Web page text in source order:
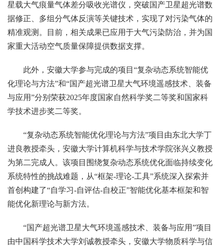
星载大气痕量气体差分吸收光谱仪，突破国产卫星超光谱数
据修正、多组分气体反演等关键技术，实现了对污染气体的
精准观测。目前，相关成果已应用于大气污染防治，并为国
家重大活动空气质量保障提供数据支撑。
此外，安徽大学参与完成的项目“复杂动态系统智能优
化理论与方法”和“国产超光谱卫星大气环境遥感技术、装备
与应用”分别荣获2025年度国家自然科学奖二等奖和国家科
学技术进步奖二等奖。
“复杂动态系统智能优化理论与方法”项目由东北大学丁
进良教授牵头，安徽大学计算机科学与技术学院张兴义教授
为第二完成人。该项目围绕复杂动态系统优化面临持续变化
系统特性的挑战难题，从“框架-理论-工具”系统深入探索并
首创构建了“自学习-自评估-自校正”智能优化基本框架和智
能优化新理论与新方法。
“国产超光谱卫星大气环境遥感技术、装备与应用”项目
由中国科学技术大学刘诚教授牵头，安徽大学物质科学与信